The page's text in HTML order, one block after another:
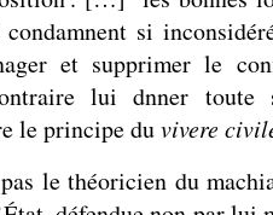
si
et supprimer le
lui dnner
le principe duvivere
le théoricien du